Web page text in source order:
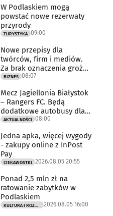
W Podlaskiem mogą
powstać nowe rezerwaty
przyrody
TURYSTYKA 09:00
Nowe przepisy dla
twórców, firm i mediów.
Za brak oznaczenia grożą
milionowe
BIZNES 08:07
Mecz Jagiellonia Białystok
– Rangers FC. Będą
dodatkowe autobusy dla
kibiców
AKTUALNOŚCI 08:00
Jedna apka, więcej wygody
- zakupy online z InPost
Pay
CIEKAWOSTKI 2026.08.05 20:55
Ponad 2,5 mln zł na
ratowanie zabytków w
Podlaskiem
2026.08.05 16:00